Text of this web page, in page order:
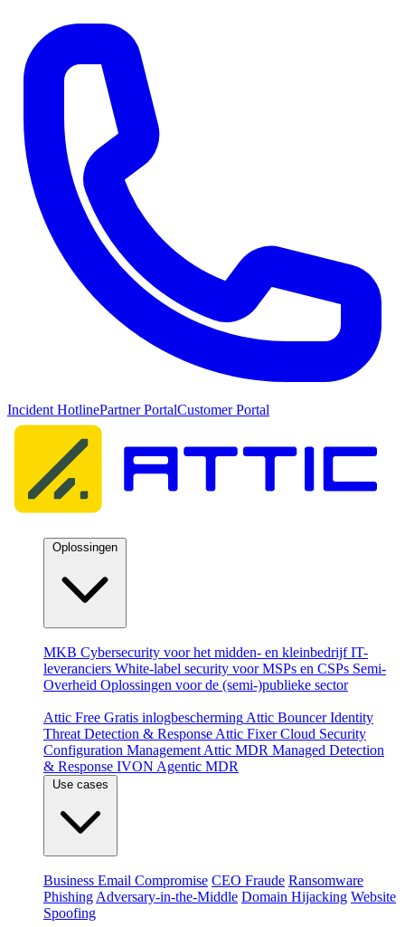
Incident HotlinePartner PortalCustomer Portal
MKB Cybersecurity voor het midden- en kleinbedrijf IT-
leveranciers White-label security voor MSPs en CSPs Semi-
Overheid Oplossingen voor de (semi-)publieke sector
Attic Free Gratis inlogbescherming Attic Bouncer Identity
Threat Detection & Response Attic Fixer Cloud Security
Configuration Management Attic MDR Managed Detection
& Response IVON Agentic MDR
Business Email Compromise CEO Fraude Ransomware
Phishing Adversary-in-the-Middle Domain Hijacking Website
Spoofing